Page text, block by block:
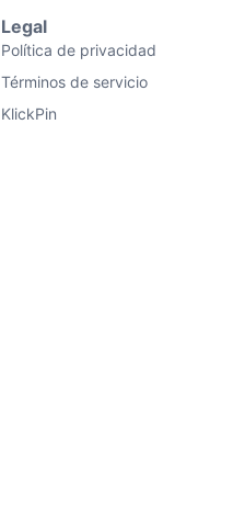
Legal
Política de privacidad
Términos de servicio
KlickPin